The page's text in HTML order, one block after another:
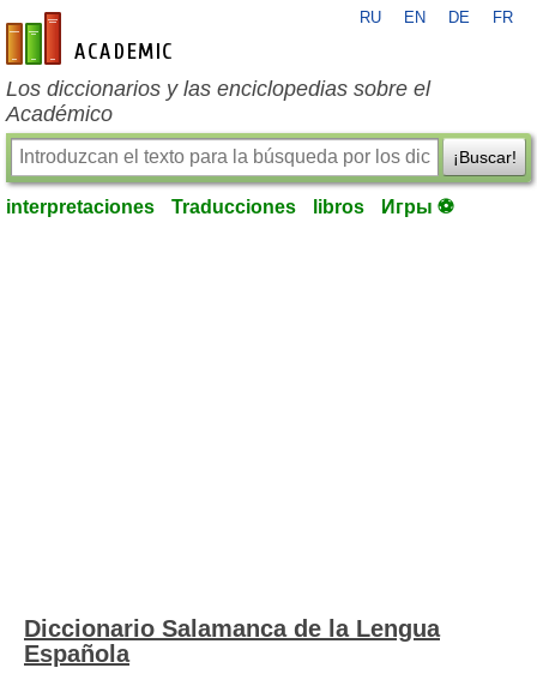
es-academic.com
RU EN DE FR
Los diccionarios y las enciclopedias sobre el
Académico
¡Buscar!
interpretaciones Traducciones libros Игры ⚽
Diccionario Salamanca de la Lengua
Española